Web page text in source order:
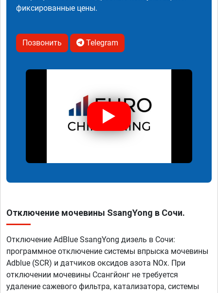
фиксированные цены.
Позвонить Telegram
Отключение мочевины SsangYong в Сочи.
Отключение AdBlue SsangYong дизель в Сочи:
программное отключение системы впрыска мочевины
Adblue (SCR) и датчиков оксидов азота NOx. При
отключении мочевины Ссангйонг не требуется
удаление сажевого фильтра, катализатора, системы